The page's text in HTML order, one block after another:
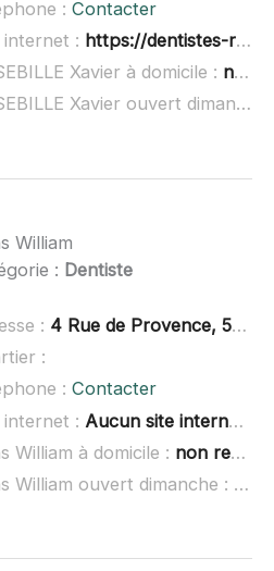
: Contacter
internet : https://dentistes-ranson-et-sebille.fr/
Xavier à domicile : non renseigné
Dr SEBILLE Xavier ouvert dimanche :
William
: Dentiste
: 4 Rue de Provence, 59760 Grande-Synthe
:
: Contacter
internet : Aucun site internet connu
William à domicile : non renseigné
Gens William ouvert dimanche :
non